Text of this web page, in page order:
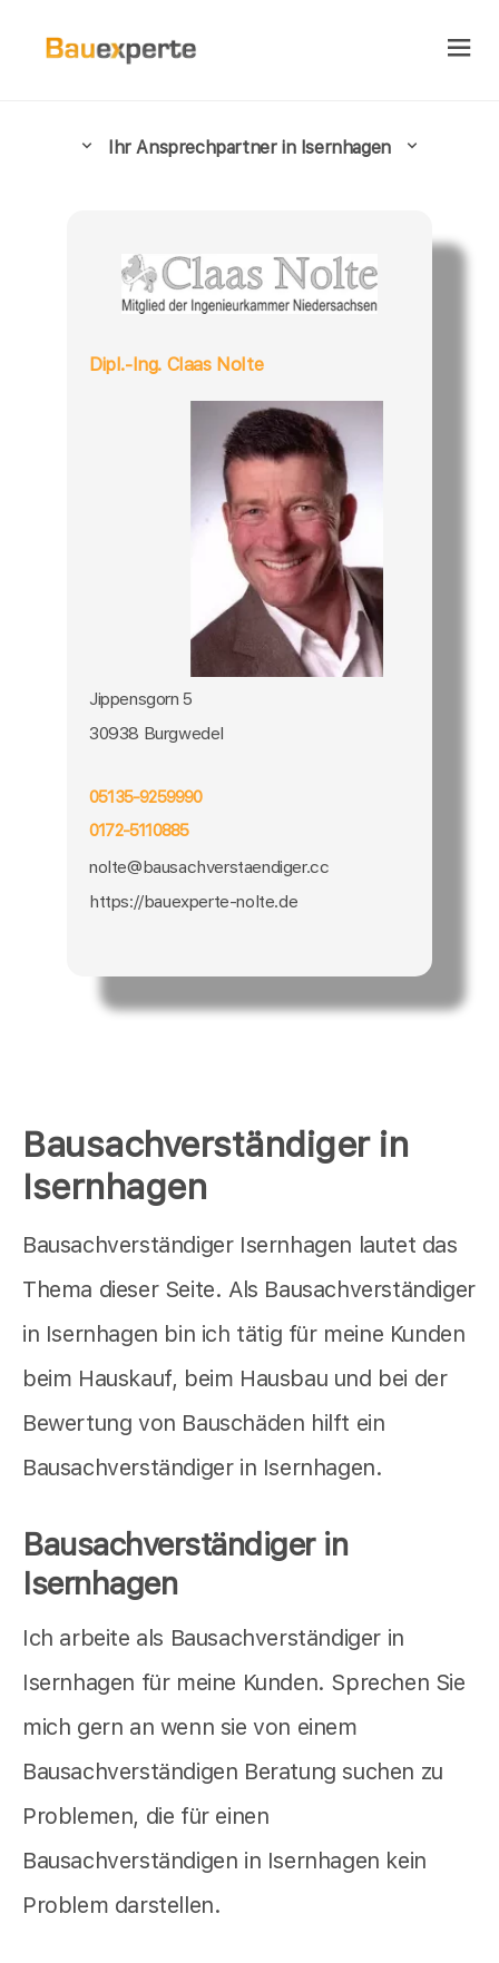
Bausachverständiger in
Isernhagen
Bausachverständiger Isernhagen lautet das
Thema dieser Seite. Als Bausachverständiger
in Isernhagen bin ich tätig für meine Kunden
beim Hauskauf, beim Hausbau und bei der
Bewertung von Bauschäden hilft ein
Bausachverständiger in Isernhagen.
Bausachverständiger in
Isernhagen
Ich arbeite als Bausachverständiger in
Isernhagen für meine Kunden. Sprechen Sie
mich gern an wenn sie von einem
Bausachverständigen Beratung suchen zu
Problemen, die für einen
Bausachverständigen in Isernhagen kein
Problem darstellen.
Ihr Ansprechpartner in Isernhagen
Dipl.-Ing. Claas Nolte
Jippensgorn 5
30938 Burgwedel
05135-9259990
0172-5110885
nolte@bausachverstaendiger.cc
https://bauexperte-nolte.de